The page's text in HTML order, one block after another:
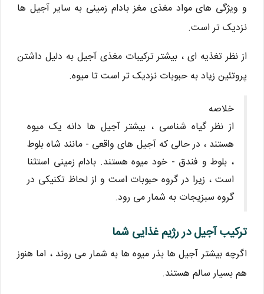
و ویژگی های مواد مغذی مغز بادام زمینی به سایر آجیل ها
نزدیک تر است.
از نظر تغذیه ای ، بیشتر ترکیبات مغذی آجیل به دلیل داشتن
پروتئین زیاد به حبوبات نزدیک تر است تا میوه.
خلاصه
از نظر گیاه شناسی ، بیشتر آجیل ها دانه یک میوه
هستند ، در حالی که آجیل های واقعی - مانند شاه بلوط
، بلوط و فندق - خود میوه هستند. بادام زمینی استثنا
است ، زیرا در گروه حبوبات است و از لحاظ تکنیکی در
گروه سبزیجات به شمار می رود.
ترکیب آجیل در رژیم غذایی شما
اگرچه بیشتر آجیل ها بذر میوه ها به شمار می روند ، اما هنوز
هم بسیار سالم هستند.